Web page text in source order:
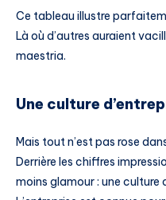
Ce tableau illustre
Là où d’autres auraient
maestria.
Une culture
Mais tout n’est pas rose
Derrière les chiffres
moins glamour : une